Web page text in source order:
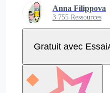
Anna Filippova
3 755 Ressources
Gratuit avec Essai